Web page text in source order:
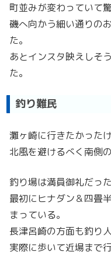
町並みが変わっていて驚
磯へ向かう細い通りの
た。
あとインスタ映えしそ
た。
釣り難民
灘ヶ崎に行きたかった
北風を避けるべく南側
釣り場は満員御礼だった
最初にヒナダン＆四畳
まっている。
長津呂崎の方面も釣り
実際に歩いて近場まで行